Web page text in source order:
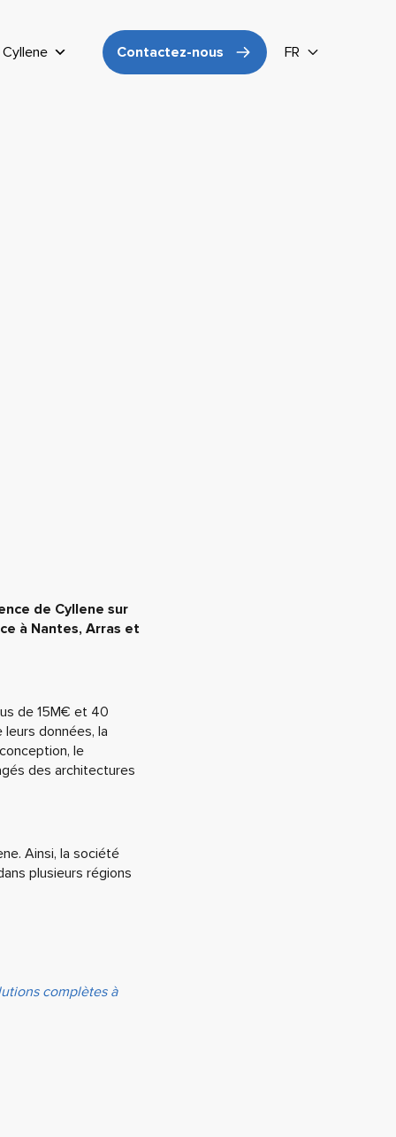
Cyllene Contactez-nous FR
de Cyllene sur
à Nantes, Arras et
de 15M€ et 40
données, la
le
des architectures
Ainsi, la société
plusieurs régions
complètes à